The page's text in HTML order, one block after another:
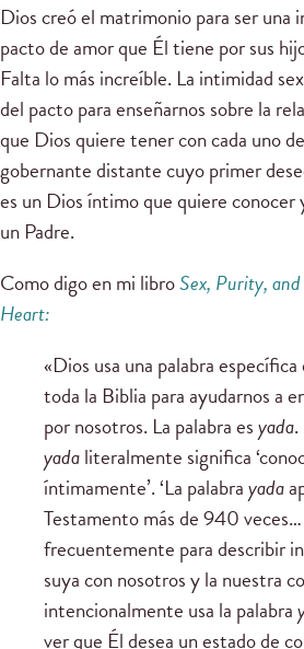
Dios creó el matrimonio para ser una
pacto de amor que Él tiene por sus
Falta lo más increíble. La intimidad
del pacto para enseñarnos sobre la
que Dios quiere tener con cada uno
gobernante distante cuyo primer
es un Dios íntimo que quiere conocer
un Padre.
Como digo en mi libroSex, Purity,
Heart:
«Dios usa una palabra
toda la Biblia para ayudarnos a
por nosotros. La palabra esyada.
yadaliteralmente significa
íntimamente’. ‘La palabrayada
Testamento más de 940 veces…
frecuentemente para describir
suya con nosotros y la nuestra
intencionalmente usa la palabra
ver que Él desea un estado de